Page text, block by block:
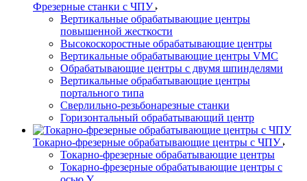
Фрезерные станки с ЧПУ
Вертикальные обрабатывающие центры
повышенной жесткости
Высокоскоростные обрабатывающие центры
Вертикальные обрабатывающие центры VMC
Обрабатывающие центры с двумя шпинделями
Вертикальные обрабатывающие центры
портального типа
Сверлильно-резьбонарезные станки
Горизонтальный обрабатывающий центр
Токарно-фрезерные обрабатывающие центры с ЧПУ
Токарно-фрезерные обрабатывающие центры
Токарно-фрезерные обрабатывающие центры с